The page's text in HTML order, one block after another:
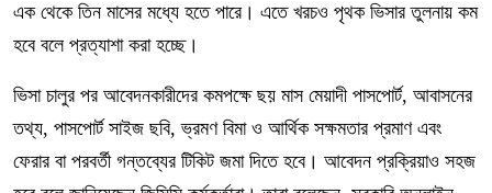
এক থেকে তিন মাসের মধ্যে হতে পারে। এতে খরচও পৃথক ভিসার তুলনায় কম
হবে বলে প্রত্যাশা করা হচ্ছে।
ভিসা চালুর পর আবেদনকারীদের কমপক্ষে ছয় মাস মেয়াদী পাসপোর্ট, আবাসনের
তথ্য, পাসপোর্ট সাইজ ছবি, ভ্রমণ বিমা ও আর্থিক সক্ষমতার প্রমাণ এবং
ফেরার বা পরবর্তী গন্তব্যের টিকিট জমা দিতে হবে। আবেদন প্রক্রিয়াও সহজ